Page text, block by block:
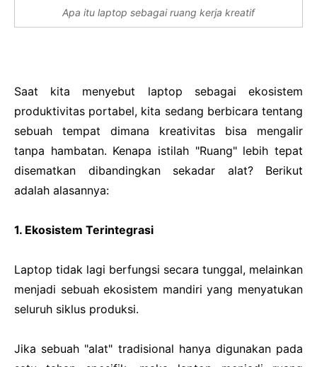
Apa itu laptop sebagai ruang kerja kreatif
Saat kita menyebut laptop sebagai ekosistem
produktivitas portabel, kita sedang berbicara tentang
sebuah tempat dimana kreativitas bisa mengalir
tanpa hambatan. Kenapa istilah "Ruang" lebih tepat
disematkan dibandingkan sekadar alat? Berikut
adalah alasannya:
1. Ekosistem Terintegrasi
Laptop tidak lagi berfungsi secara tunggal, melainkan
menjadi sebuah ekosistem mandiri yang menyatukan
seluruh siklus produksi.
Jika sebuah "alat" tradisional hanya digunakan pada